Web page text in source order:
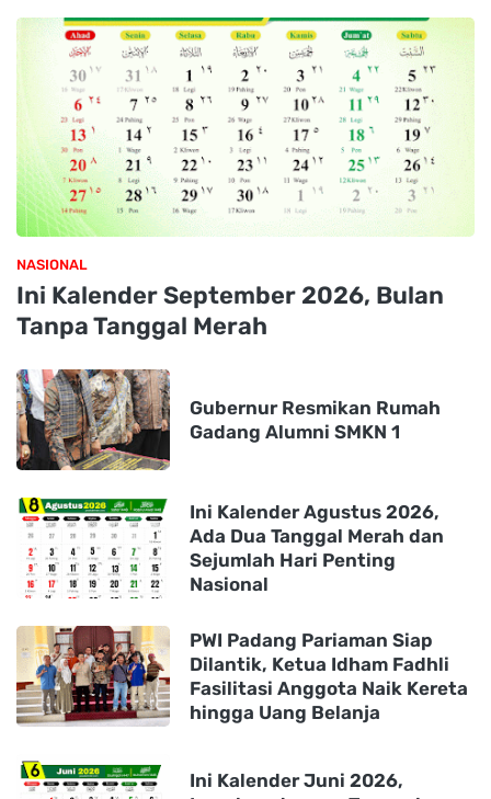
NASIONAL
Ini Kalender September 2026, Bulan
Tanpa Tanggal Merah
Gubernur Resmikan Rumah
Gadang Alumni SMKN 1
Ini Kalender Agustus 2026,
Ada Dua Tanggal Merah dan
Sejumlah Hari Penting
Nasional
PWI Padang Pariaman Siap
Dilantik, Ketua Idham Fadhli
Fasilitasi Anggota Naik Kereta
hingga Uang Belanja
Ini Kalender Juni 2026,